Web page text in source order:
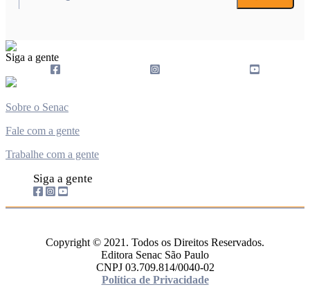
Siga a gente
Sobre o Senac
Fale com a gente
Trabalhe com a gente
Siga a gente
Copyright © 2021. Todos os Direitos Reservados.
Editora Senac São Paulo
CNPJ 03.709.814/0040-02
Política de Privacidade